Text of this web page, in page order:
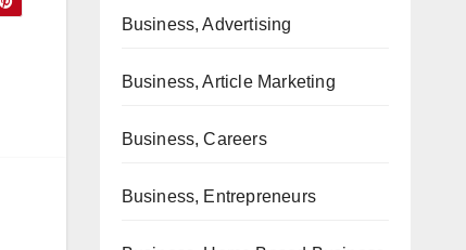
Business, Advertising
Business, Article Marketing
Business, Careers
Business, Entrepreneurs